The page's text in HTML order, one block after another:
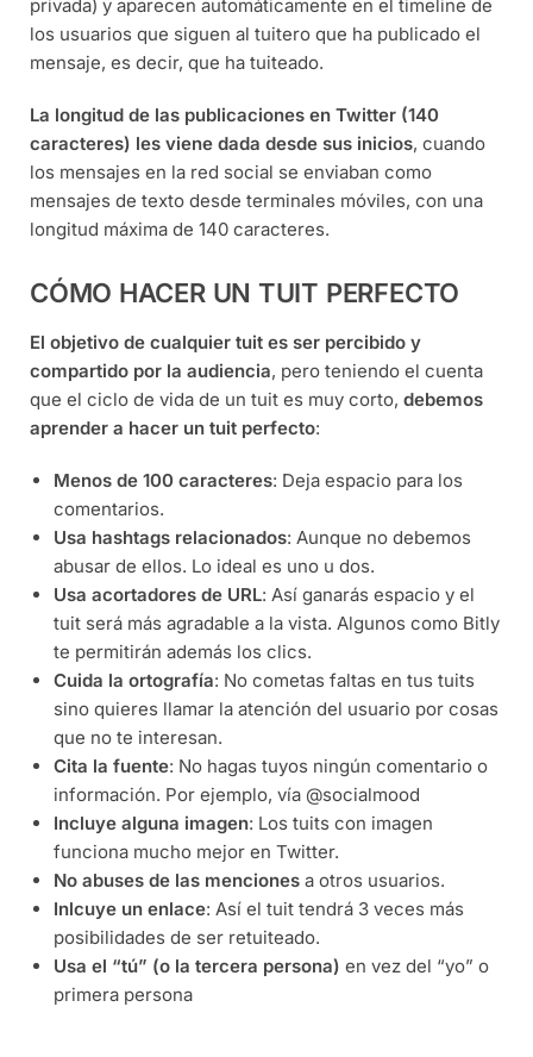
privada) y aparecen automáticamente en el timeline de
los usuarios que siguen al tuitero que ha publicado el
mensaje, es decir, que ha tuiteado.
La longitud de las publicaciones en Twitter (140
caracteres) les viene dada desde sus inicios, cuando
los mensajes en la red social se enviaban como
mensajes de texto desde terminales móviles, con una
longitud máxima de 140 caracteres.
CÓMO HACER UN TUIT PERFECTO
El objetivo de cualquier tuit es ser percibido y
compartido por la audiencia, pero teniendo el cuenta
que el ciclo de vida de un tuit es muy corto, debemos
aprender a hacer un tuit perfecto:
Menos de 100 caracteres: Deja espacio para los
comentarios.
Usa hashtags relacionados: Aunque no debemos
abusar de ellos. Lo ideal es uno u dos.
Usa acortadores de URL: Así ganarás espacio y el
tuit será más agradable a la vista. Algunos como Bitly
te permitirán además los clics.
Cuida la ortografía: No cometas faltas en tus tuits
sino quieres llamar la atención del usuario por cosas
que no te interesan.
Cita la fuente: No hagas tuyos ningún comentario o
información. Por ejemplo, vía @socialmood
Incluye alguna imagen: Los tuits con imagen
funciona mucho mejor en Twitter.
No abuses de las menciones a otros usuarios.
Inlcuye un enlace: Así el tuit tendrá 3 veces más
posibilidades de ser retuiteado.
Usa el “tú” (o la tercera persona) en vez del “yo” o
primera persona